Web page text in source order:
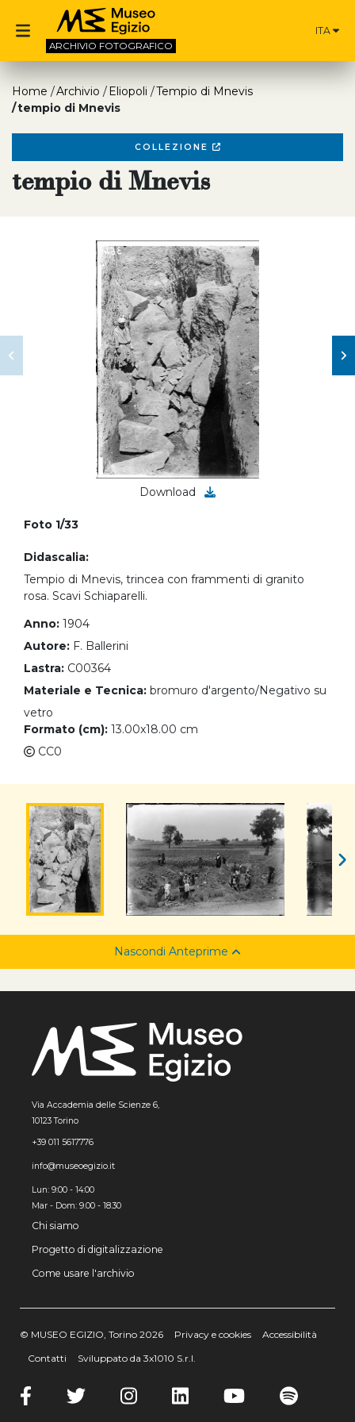
ARCHIVIO FOTOGRAFICO
ITA
Home Archivio Eliopoli
Tempio di Mnevis
tempio di Mnevis
COLLEZIONE
tempio di Mnevis
Download
Foto 1/33
Didascalia:
Tempio di Mnevis, trincea con frammenti di granito
rosa. Scavi Schiaparelli.
Anno: 1904
Autore: F. Ballerini
Lastra: C00364
Materiale e Tecnica: bromuro d'argento/Negativo su
vetro
Formato (cm): 13.00x18.00 cm
CC0
Nascondi Anteprime
Via Accademia delle Scienze 6,
10123 Torino
+39 011 5617776
info@museoegizio.it
Lun: 9:00 - 14:00
Mar - Dom: 9.00 - 18.30
Chi siamo
Progetto di digitalizzazione
Come usare l'archivio
© MUSEO EGIZIO, Torino 2026 Privacy e cookies
Accessibilità
Contatti
Sviluppato da 3x1010 S.r.l.